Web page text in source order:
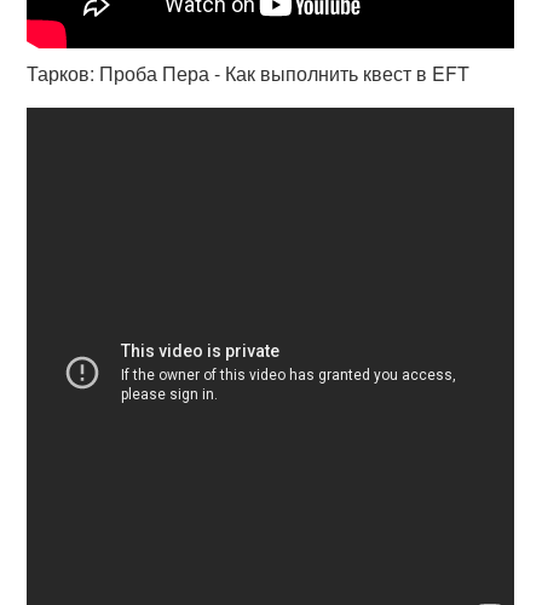
Тарков: Проба Пера - Как выполнить квест в EFT